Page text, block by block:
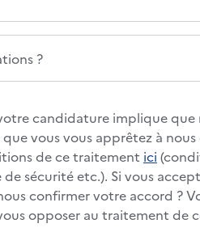
?
candidature implique que
vous vous apprêtez à
de ce traitement ici
sécurité etc.). Si vous
confirmer votre accord ?
opposer au traitement de